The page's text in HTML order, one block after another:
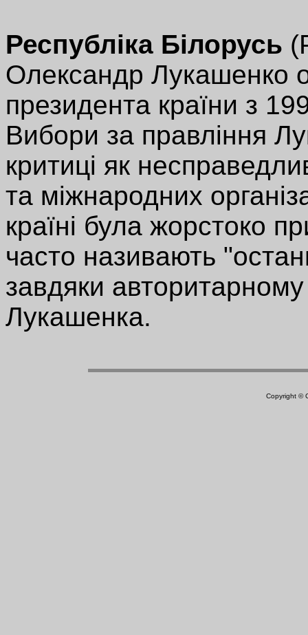
Республіка Білорусь
Олександр Лукашенко
президента країни з
Вибори за правління
критиці як
та міжнародних
країні була жорстоко
часто називають
завдяки
Лукашенка.
Copyright ©